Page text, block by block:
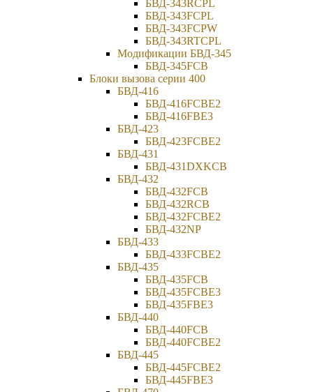
БВД-343RCPL
БВД-343FCPL
БВД-343FCPW
БВД-343RTCPL
Модификации БВД-345
БВД-345FCB
Блоки вызова серии 400
БВД-416
БВД-416FCBE2
БВД-416FBE3
БВД-423
БВД-423FCBE2
БВД-431
БВД-431DXKCB
БВД-432
БВД-432FCB
БВД-432RCB
БВД-432FCBE2
БВД-432NP
БВД-433
БВД-433FCBE2
БВД-435
БВД-435FCB
БВД-435FCBE3
БВД-435FBE3
БВД-440
БВД-440FCB
БВД-440FCBE2
БВД-445
БВД-445FCBE2
БВД-445FBE3